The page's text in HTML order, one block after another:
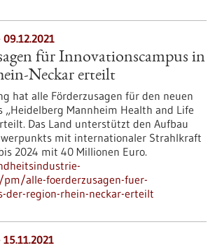
für Innovationscampus in
Neckar erteilt
hat alle Förderzusagen für den neuen
„Heidelberg Mannheim Health and Life
Das Land unterstützt den Aufbau
mit internationaler Strahlkraft
2024 mit 40 Millionen Euro.
alle-foerderzusagen-fuer-
der-region-rhein-neckar-erteilt